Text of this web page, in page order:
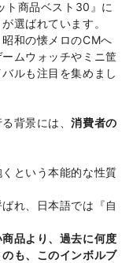
ト商品ベスト30』に
選ばれています。
和の懐メロのCMへ
ムウォッチやミニ筐
ルも注目を集めまし
背景には、消費者の
という本能的な性質
れ、日本語では『自
品より、過去に何度
も、このインボルブ